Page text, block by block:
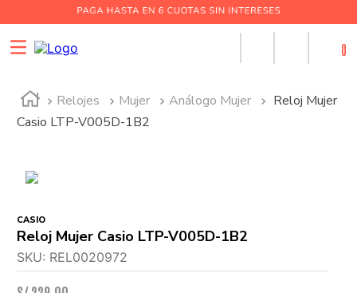
0
Relojes Mujer Análogo Mujer
Reloj Mujer
Casio LTP-V005D-1B2
CASIO
Reloj Mujer Casio LTP-V005D-1B2
SKU: REL0020972